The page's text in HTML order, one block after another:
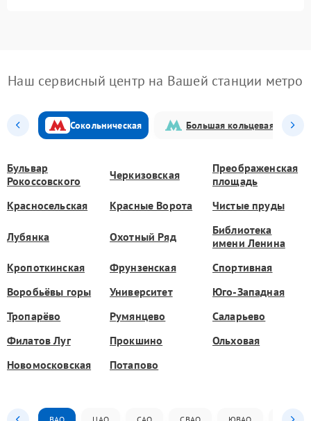
Наш сервисный центр на Вашей станции метро
Сокольническая Большая кольцевая
Бульвар
Рокоссовского
Черкизовская
Преображенская
площадь
Красносельская
Красные Ворота Чистые пруды
Лубянка Охотный Ряд
Библиотека
имени Ленина
Кропоткинская
Фрунзенская
Спортивная
Воробьёвы горы
Университет
Юго-Западная
Тропарёво
Румянцево
Саларьево
Филатов Луг
Прокшино
Ольховая
Новомосковская
Потапово